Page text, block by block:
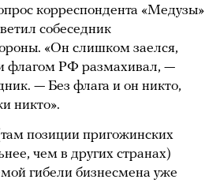
корреспондента «Медузы»
собеседник
«Он слишком заелся,
флагом РФ размахивал, —
— Без флага и он никто,
никто».
позиции пригожинских
чем в других странах)
гибели бизнесмена уже